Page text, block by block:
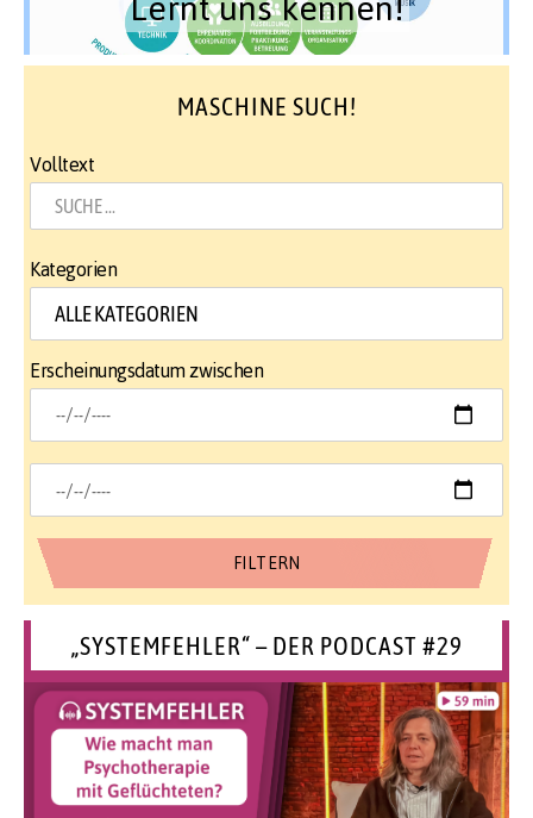
MASCHINE SUCH!
Volltext
Kategorien
Erscheinungsdatum zwischen
„SYSTEMFEHLER“ – DER PODCAST #29